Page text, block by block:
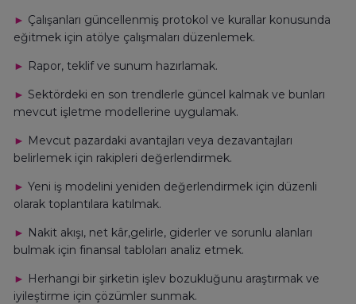
► Çalışanları güncellenmiş protokol ve kurallar konusunda
eğitmek için atölye çalışmaları düzenlemek.
► Rapor, teklif ve sunum hazırlamak.
► Sektördeki en son trendlerle güncel kalmak ve bunları
mevcut işletme modellerine uygulamak.
► Mevcut pazardaki avantajları veya dezavantajları
belirlemek için rakipleri değerlendirmek.
► Yeni iş modelini yeniden değerlendirmek için düzenli
olarak toplantılara katılmak.
► Nakit akışı, net kâr,gelirle, giderler ve sorunlu alanları
bulmak için finansal tabloları analiz etmek.
► Herhangi bir şirketin işlev bozukluğunu araştırmak ve
iyileştirme için çözümler sunmak.